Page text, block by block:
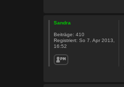
Sandra
Beiträge: 410
Registriert: So 7. Apr 2013,
16:52